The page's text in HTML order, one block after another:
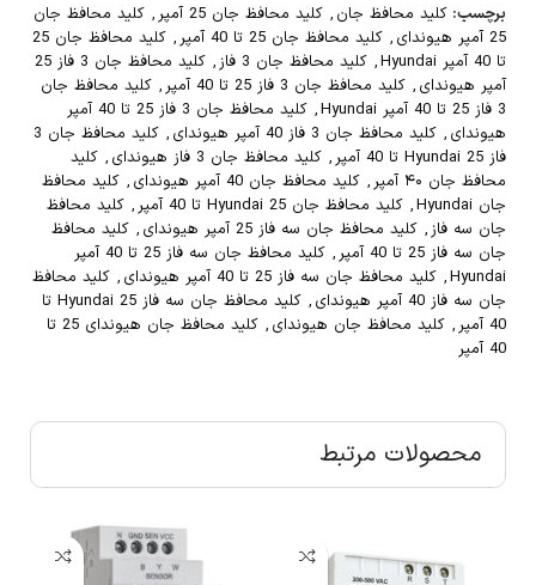
برچسب: کلید محافظ جان , کلید محافظ جان 25 آمپر , کلید محافظ جان
25 آمپر هیوندای
, کلید محافظ جان 25 تا 40 آمپر ,
کلید محافظ جان 25
تا 40 آمپر Hyundai
, کلید محافظ جان 3 فاز ,
کلید محافظ جان 3 فاز 25
آمپر هیوندای , کلید محافظ جان 3 فاز 25 تا 40 آمپر , کلید محافظ جان
3 فاز 25 تا 40 آمپر Hyundai
,
کلید محافظ جان 3 فاز 25 تا 40 آمپر
هیوندای , کلید محافظ جان 3 فاز 40 آمپر هیوندای ,
کلید محافظ جان 3
فاز Hyundai 25 تا 40 آمپر
, کلید محافظ جان 3 فاز هیوندای , کلید
محافظ جان ۴۰ آمپر
, کلید محافظ جان 40 آمپر هیوندای , کلید محافظ
جان Hyundai
, کلید محافظ جان Hyundai 25 تا 40 آمپر , کلید محافظ
جان سه فاز , کلید محافظ جان سه فاز 25 آمپر هیوندای , کلید محافظ
جان سه فاز 25 تا 40 آمپر
,
کلید محافظ جان سه فاز 25 تا 40 آمپر
Hyundai
, کلید محافظ جان سه فاز 25 تا 40 آمپر هیوندای , کلید محافظ
جان سه فاز 40 آمپر هیوندای
,
کلید محافظ جان سه فاز Hyundai 25 تا
40 آمپر
, کلید محافظ جان هیوندای ,
کلید محافظ جان هیوندای 25 تا
40 آمپر
محصولات مرتبط